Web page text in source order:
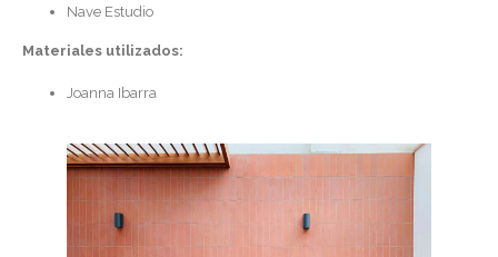
Nave Estudio
Materiales utilizados:
Joanna Ibarra